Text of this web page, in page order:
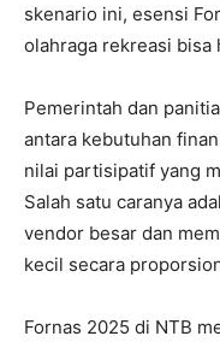
skenario ini, esensi
olahraga rekreasi bisa
Pemerintah dan
antara kebutuhan
nilai partisipatif yang
Salah satu caranya
vendor besar dan
kecil secara
Fornas 2025 di NTB